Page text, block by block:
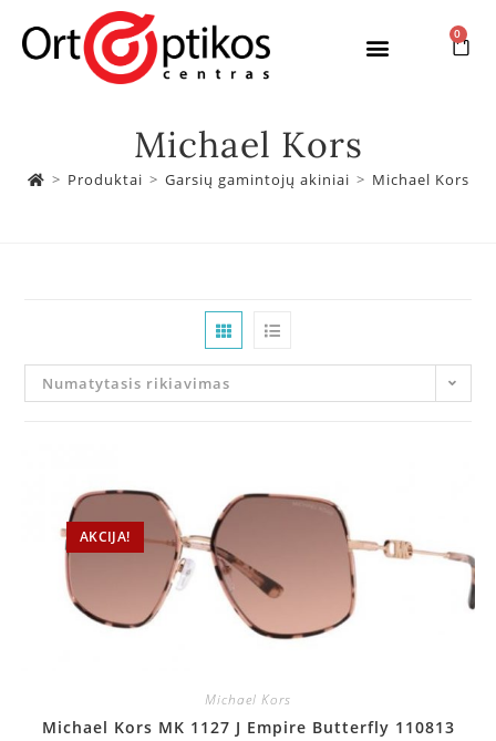
0
Michael Kors
> Produktai > Garsių gamintojų akiniai > Michael Kors
Numatytasis rikiavimas
AKCIJA!
Michael Kors
Michael Kors MK 1127 J Empire Butterfly 110813